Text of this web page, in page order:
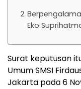
Eko
Surat keputusan
Umum SMSI
Jakarta pada 6